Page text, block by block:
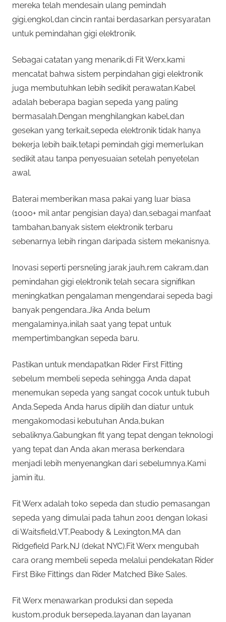
mereka telah mendesain ulang pemindah
gigi,engkol,dan cincin rantai berdasarkan persyaratan
untuk pemindahan gigi elektronik.
Sebagai catatan yang menarik,di Fit Werx,kami
mencatat bahwa sistem perpindahan gigi elektronik
juga membutuhkan lebih sedikit perawatan.Kabel
adalah beberapa bagian sepeda yang paling
bermasalah.Dengan menghilangkan kabel,dan
gesekan yang terkait,sepeda elektronik tidak hanya
bekerja lebih baik,tetapi pemindah gigi memerlukan
sedikit atau tanpa penyesuaian setelah penyetelan
awal.
Baterai memberikan masa pakai yang luar biasa
(1000+ mil antar pengisian daya) dan,sebagai manfaat
tambahan,banyak sistem elektronik terbaru
sebenarnya lebih ringan daripada sistem mekanisnya.
Inovasi seperti persneling jarak jauh,rem cakram,dan
pemindahan gigi elektronik telah secara signifikan
meningkatkan pengalaman mengendarai sepeda bagi
banyak pengendara.Jika Anda belum
mengalaminya,inilah saat yang tepat untuk
mempertimbangkan sepeda baru.
Pastikan untuk mendapatkan Rider First Fitting
sebelum membeli sepeda sehingga Anda dapat
menemukan sepeda yang sangat cocok untuk tubuh
Anda.Sepeda Anda harus dipilih dan diatur untuk
mengakomodasi kebutuhan Anda,bukan
sebaliknya.Gabungkan fit yang tepat dengan teknologi
yang tepat dan Anda akan merasa berkendara
menjadi lebih menyenangkan dari sebelumnya.Kami
jamin itu.
Fit Werx adalah toko sepeda dan studio pemasangan
sepeda yang dimulai pada tahun 2001 dengan lokasi
di Waitsfield,VT,Peabody & Lexington,MA dan
Ridgefield Park,NJ (dekat NYC).Fit Werx mengubah
cara orang membeli sepeda melalui pendekatan Rider
First Bike Fittings dan Rider Matched Bike Sales.
Fit Werx menawarkan produksi dan sepeda
kustom,produk bersepeda,layanan dan layanan